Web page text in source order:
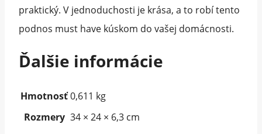
praktický. V jednoduchosti je krása, a to robí tento
podnos must have kúskom do vašej domácnosti.
Ďalšie informácie
Hmotnosť0,611 kg
Rozmery 34 × 24 × 6,3 cm